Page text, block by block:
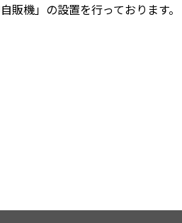
機」の設置を行っております。